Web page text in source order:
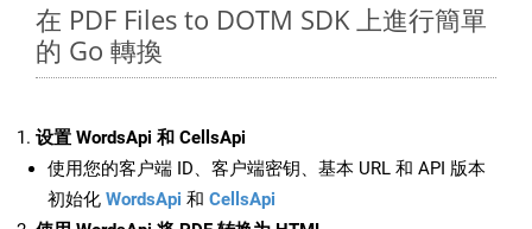
在 PDF Files to DOTM SDK 上進行簡單
的 Go 轉換
设置 WordsApi 和 CellsApi
使用您的客户端 ID、客户端密钥、基本 URL 和 API 版本
初始化 WordsApi 和 CellsApi